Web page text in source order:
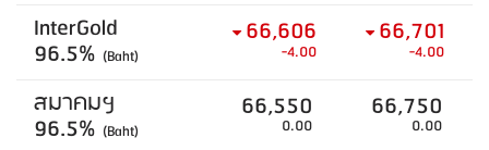
InterGold
96.5% (Baht)
66,606
-4.00
66,701
-4.00
สมาคมฯ
96.5% (Baht)
66,550
0.00
66,750
0.00